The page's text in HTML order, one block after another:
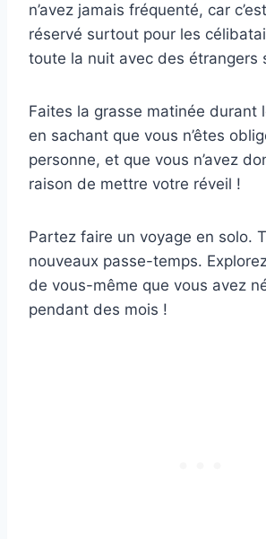
n’avez jamais fréquenté, car
réservé surtout pour les
toute la nuit avec des étrangers
Faites la grasse matinée durant
en sachant que vous n’êtes
personne, et que vous n’avez
raison de mettre votre réveil !
Partez faire un voyage en solo.
nouveaux passe-temps.
de vous-même que vous avez
pendant des mois !